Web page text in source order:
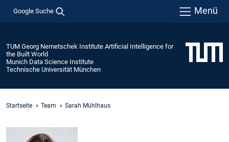
Google Suche Menü
TUM Georg Nemetschek Institute Artificial Intelligence for
the Built World
Munich Data Science Institute
Technische Universität München
Startseite Team Sarah Mühlhaus